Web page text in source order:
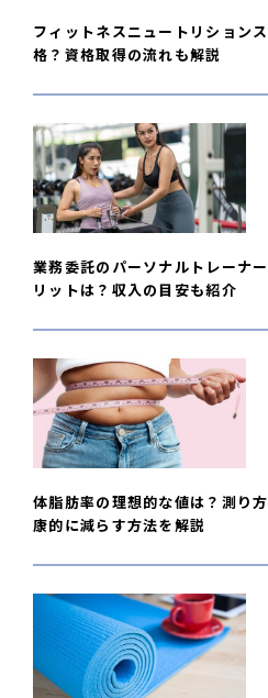
フィットネスニュートリション
格？資格取得の流れも解説
業務委託のパーソナルトレーナ
リットは？収入の目安も紹介
体脂肪率の理想的な値は？測り
康的に減らす方法を解説